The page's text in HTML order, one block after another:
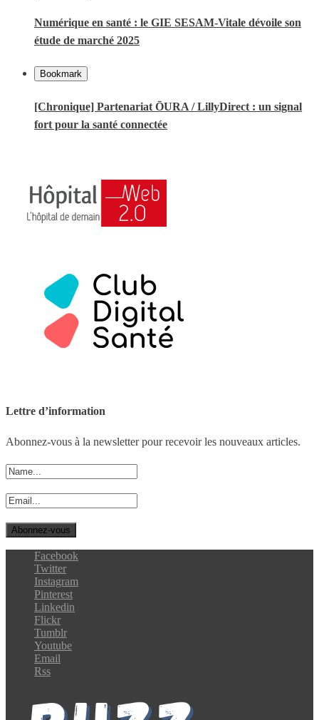
Numérique en santé : le GIE SESAM-Vitale dévoile son
étude de marché 2025
Bookmark
[Chronique] Partenariat ŌURA / LillyDirect : un signal
fort pour la santé connectée
Lettre d’information
Abonnez-vous à la newsletter pour recevoir les nouveaux articles.
Facebook
Twitter
Instagram
Pinterest
Linkedin
Flickr
Tumblr
Youtube
Email
Rss